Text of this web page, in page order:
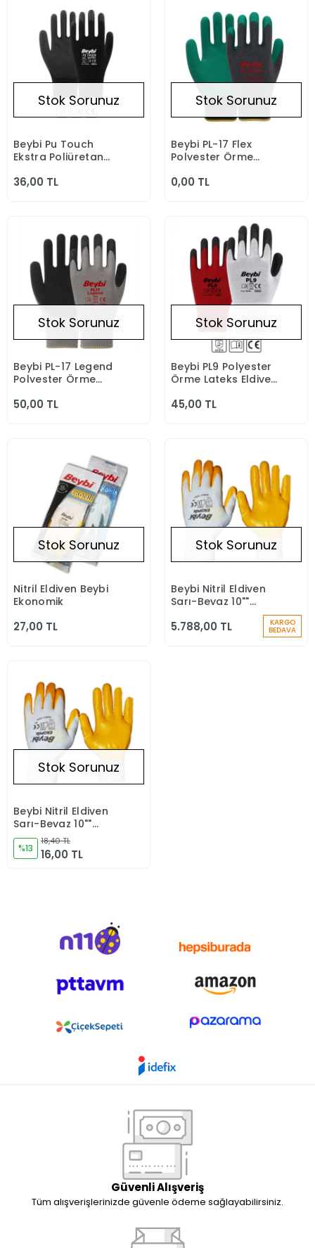
Stokta Yok
Stok Sorunuz
Beybi Pu Touch
Ekstra Poliüretan
Örme Eldiven
36,00 TL
Stokta Yok
Stok Sorunuz
Beybi PL-17 Flex
Polyester Örme
İş Eldiveni
0,00 TL
Stokta Yok
Stok Sorunuz
Beybi PL-17 Legend
Polyester Örme
50,00 TL
Stokta Yok
Stok Sorunuz
Beybi PL9 Polyester
Örme Lateks Eldiven
45,00 TL
Stokta Yok
Stok Sorunuz
Nitril Eldiven Beybi
Ekonomik
27,00 TL
Stokta Yok
Stok Sorunuz
Beybi Nitril Eldiven
Sarı-Beyaz 10""
Ekonomik / 288 Çift
5.788,00 TL KARGO
BEDAVA
Stokta Yok
Stok Sorunuz
Beybi Nitril Eldiven
Sarı-Beyaz 10""
Ekonomik
%13
18,40 TL
16,00 TL
Güvenli Alışveriş
Tüm alışverişlerinizde güvenle ödeme sağlayabilirsiniz.